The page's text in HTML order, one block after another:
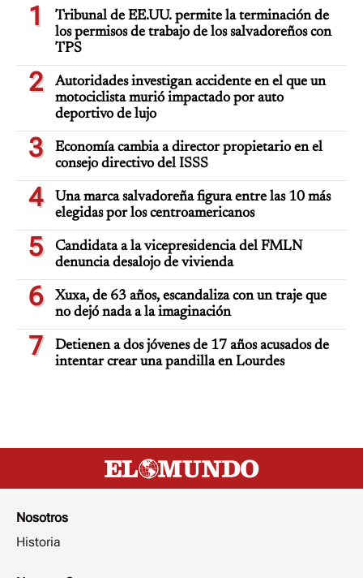
1
Tribunal de EE.UU. permite la terminación de
los permisos de trabajo de los salvadoreños con
TPS
2
Autoridades investigan accidente en el que un
motociclista murió impactado por auto
deportivo de lujo
3
Economía cambia a director propietario en el
consejo directivo del ISSS
4
Una marca salvadoreña figura entre las 10 más
elegidas por los centroamericanos
5
Candidata a la vicepresidencia del FMLN
denuncia desalojo de vivienda
6
Xuxa, de 63 años, escandaliza con un traje que
no dejó nada a la imaginación
7
Detienen a dos jóvenes de 17 años acusados de
intentar crear una pandilla en Lourdes
Nosotros
Historia